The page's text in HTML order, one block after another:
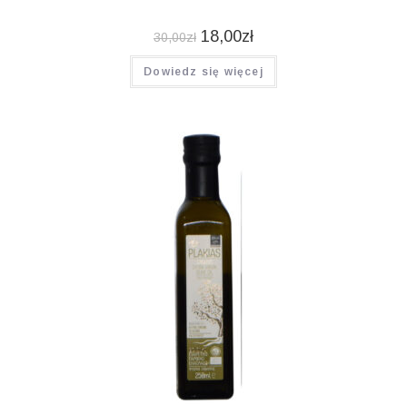
30,00zł 18,00zł
Dowiedz się więcej